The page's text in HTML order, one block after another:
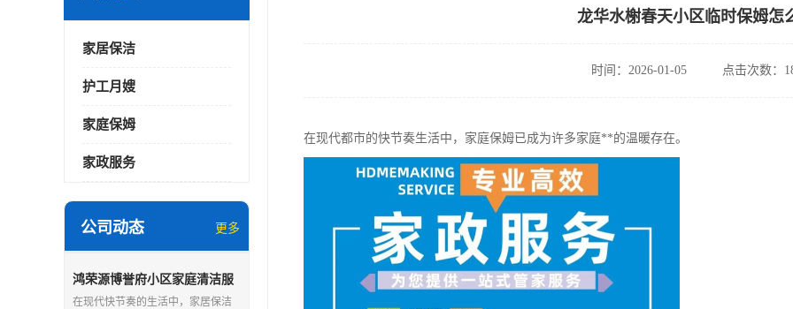
家居保洁
护工月嫂
家庭保姆
家政服务
公司动态 更多
鸿荣源博誉府小区家庭清洁服
务怎么样
在现代快节奏的生活中，家居保洁
龙华水榭春天小区临时保姆怎
时间：2026-01-05 点击次数：
在现代都市的快节奏生活中，家庭保姆已成为许多家庭**的温暖存在。